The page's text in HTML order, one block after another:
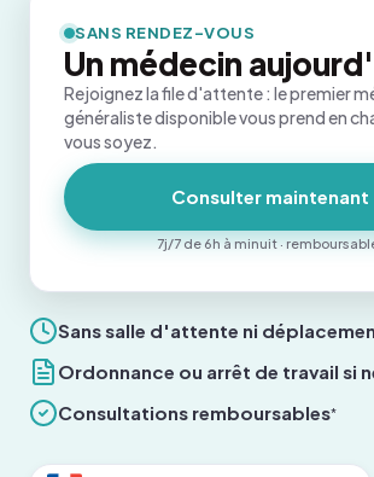
Sans salle d'attente ni
Ordonnance ou arrêt de travail si
Consultations remboursables*
SANS RENDEZ-VOUS
Un médecin
Rejoignez la file d'attente : le premier
généraliste disponible vous prend en
vous soyez.
Consulter maintenant
7j/7 de 6h à minuit ·